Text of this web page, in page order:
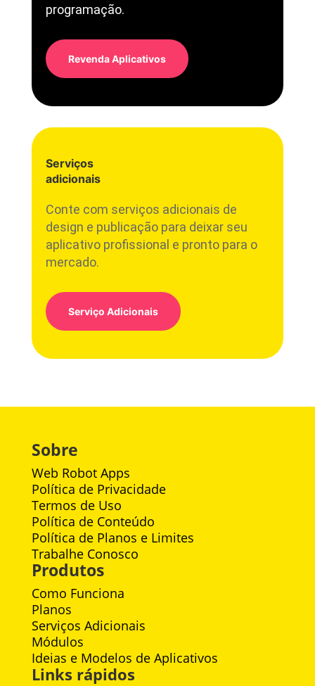
programação.
Revenda Aplicativos
Serviços
adicionais
Conte com serviços adicionais de
design e publicação para deixar seu
aplicativo profissional e pronto para o
mercado.
Serviço Adicionais
Sobre
Web Robot Apps
Política de Privacidade
Termos de Uso
Política de Conteúdo
Política de Planos e Limites
Trabalhe Conosco
Produtos
Como Funciona
Planos
Serviços Adicionais
Módulos
Ideias e Modelos de Aplicativos
Links rápidos